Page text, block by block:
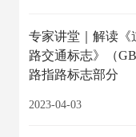
专家讲堂｜解读《
路交通标志》（
路指路标志部分
2023-04-03